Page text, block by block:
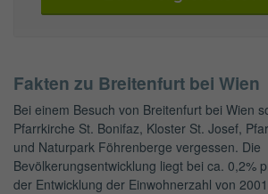
Fakten zu Breitenfurt bei Wien
Bei einem Besuch von Breitenfurt bei Wien
Pfarrkirche St. Bonifaz, Kloster St. Josef,
und Naturpark Föhrenberge vergessen. Die
Bevölkerungsentwicklung liegt bei ca. 0,2%
der Entwicklung der Einwohnerzahl von